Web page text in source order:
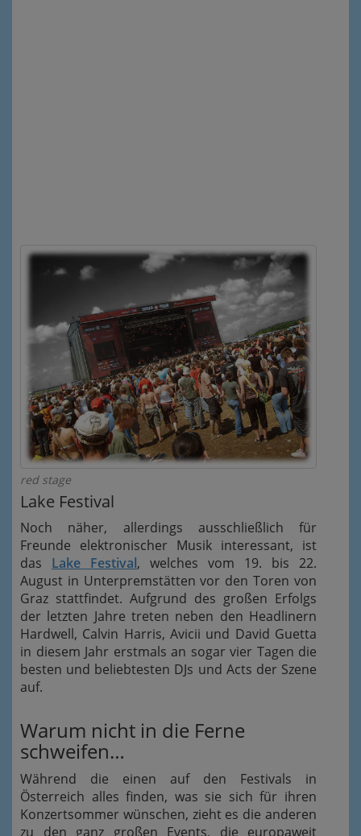
red stage
Lake Festival
Noch näher, allerdings ausschließlich für
Freunde elektronischer Musik interessant, ist
das Lake Festival, welches vom 19. bis 22.
August in Unterpremstätten vor den Toren von
Graz stattfindet. Aufgrund des großen Erfolgs
der letzten Jahre treten neben den Headlinern
Hardwell, Calvin Harris, Avicii und David Guetta
in diesem Jahr erstmals an sogar vier Tagen die
besten und beliebtesten DJs und Acts der Szene
auf.
Warum nicht in die Ferne
schweifen…
Während die einen auf den Festivals in
Österreich alles finden, was sie sich für ihren
Konzertsommer wünschen, zieht es die anderen
zu den ganz großen Events, die europaweit